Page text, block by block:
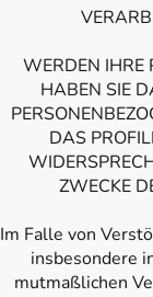
WERDEN IHRE
HABEN SIE
DAS
ZWECKE
Im Falle von
insbesondere
mutmaßlichen